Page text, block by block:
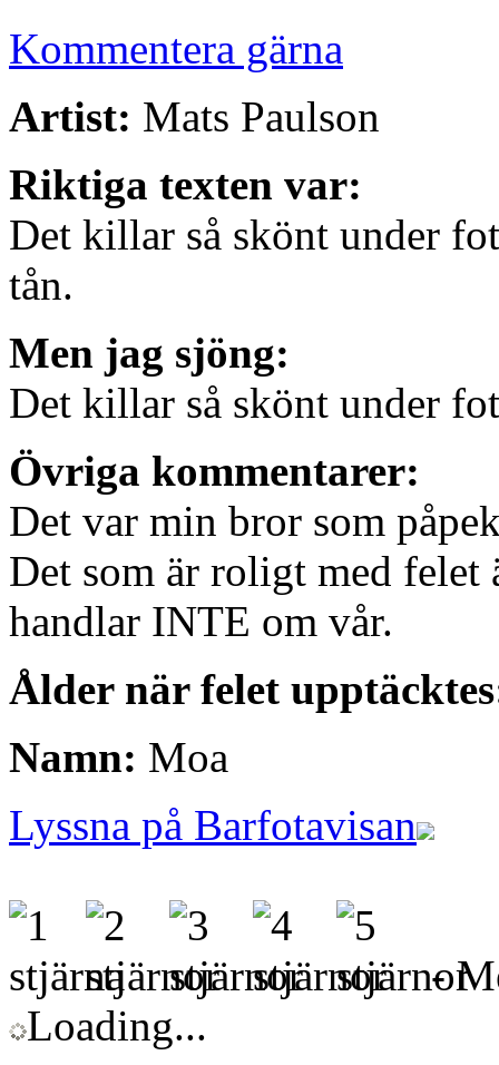
Kommentera gärna
Artist: Mats Paulson
Riktiga texten var:
Det killar så skönt under
tån.
Men jag sjöng:
Det killar så skönt under
Övriga kommentarer:
Det var min bror som
Det som är roligt med felet
handlar INTE om vår.
Ålder när felet
Namn: Moa
Lyssna på Barfotavisan
-
Loading...